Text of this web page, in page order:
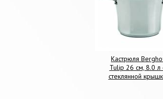
Кастрюля
Tulip 26 cм, 8.0 л
стеклянной